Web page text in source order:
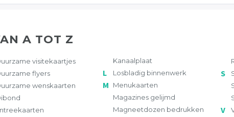
A TOT Z
visitekaartjes
flyers
wenskaarten
Kanaalplaat
Losbladig binnenwerk
Menukaarten
Magazines gelijmd
Magneetdozen bedrukken